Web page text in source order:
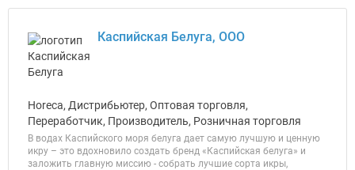
Каспийская Белуга, ООО
Horeca, Дистрибьютер, Оптовая торговля,
Переработчик, Производитель, Розничная торговля
В водах Каспийского моря белуга дает самую лучшую и ценную
икру – это вдохновило создать бренд «Каспийская белуга» и
заложить главную миссию - собрать лучшие сорта икры,